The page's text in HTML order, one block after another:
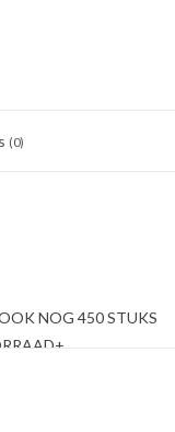
(0)
NOG 450 STUKS